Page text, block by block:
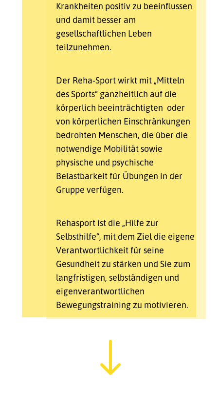
Krankheiten positiv zu beeinflussen
und damit besser am
gesellschaftlichen Leben
teilzunehmen.
Der Reha-Sport wirkt mit „Mitteln
des Sports“ ganzheitlich auf die
körperlich beeinträchtigten oder
von körperlichen Einschränkungen
bedrohten Menschen, die über die
notwendige Mobilität sowie
physische und psychische
Belastbarkeit für Übungen in der
Gruppe verfügen.
Rehasport ist die „Hilfe zur
Selbsthilfe“, mit dem Ziel die eigene
Verantwortlichkeit für seine
Gesundheit zu stärken und Sie zum
langfristigen, selbständigen und
eigenverantwortlichen
Bewegungstraining zu motivieren.
"